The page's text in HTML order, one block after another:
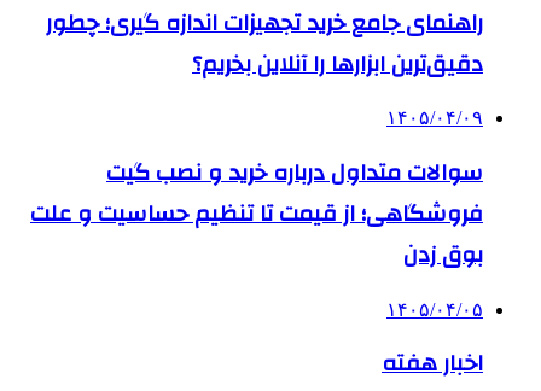
راهنمای جامع خرید تجهیزات اندازه گیری؛ چطور
دقیق‌ترین ابزارها را آنلاین بخریم؟
۱۴۰۵/۰۴/۰۹
سوالات متداول درباره خرید و نصب گیت
فروشگاهی؛ از قیمت تا تنظیم حساسیت و علت
بوق زدن
۱۴۰۵/۰۴/۰۵
اخبار هفته